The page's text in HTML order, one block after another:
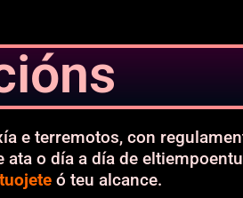
e terremotos, con
o día a día de
ó teu alcance.